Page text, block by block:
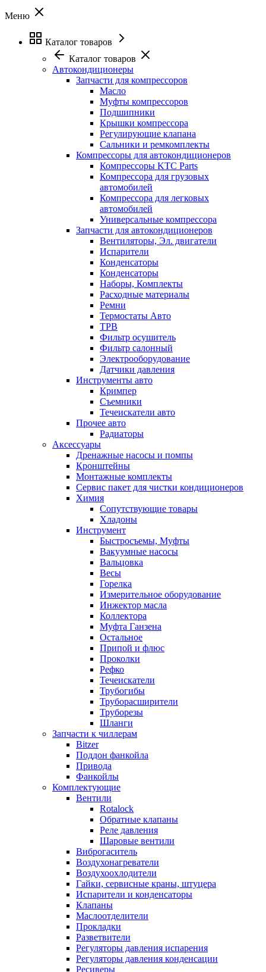
Меню
Каталог товаров
Каталог товаров
Автокондиционеры
Запчасти для компрессоров
Масло
Муфты компрессоров
Подшипники
Крышки компрессора
Регулирующие клапана
Сальники и ремкомплекты
Компрессоры для автокондиционеров
Компрессоры KTC Parts
Компрессора для грузовых
автомобилей
Компрессора для легковых
автомобилей
Универсальные компрессора
Запчасти для автокондиционеров
Вентиляторы, Эл. двигатели
Испарители
Конденсаторы
Конденсаторы
Наборы, Комплекты
Расходные материалы
Ремни
Термостаты Авто
ТРВ
Фильтр осушитель
Фильтр салонный
Электрооборудование
Датчики давления
Инструменты авто
Кримпер
Съемники
Течеискатели авто
Прочее авто
Радиаторы
Аксессуары
Дренажные насосы и помпы
Кронштейны
Монтажные комплекты
Сервис пакет для чистки кондиционеров
Химия
Сопутствующие товары
Хладоны
Инструмент
Быстросъемы, Муфты
Вакуумные насосы
Вальцовка
Весы
Горелка
Измерительное оборудование
Инжектор масла
Коллектора
Муфта Ганзена
Остальное
Припой и флюс
Проколки
Рефко
Течеискатели
Трубогибы
Труборасширители
Труборезы
Шланги
Запчасти к чиллерам
Bitzer
Поддон фанкойла
Привода
Фанкойлы
Комплектующие
Вентили
Rotalock
Обратные клапаны
Реле давления
Шаровые вентили
Виброгаситель
Воздухонагреватели
Воздухоохлодители
Гайки, сервисные краны, штуцера
Испарители и конденсаторы
Клапаны
Маслоотделители
Прокладки
Разветвители
Регуляторы давления испарения
Регуляторы давления конденсации
Ресиверы